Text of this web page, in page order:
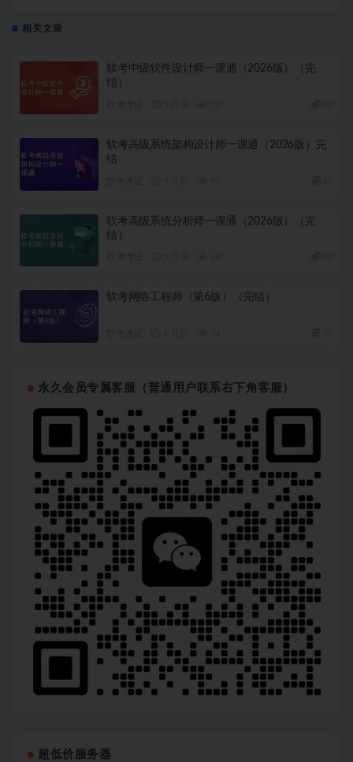
相关文章
软考中级软件设计师一课通（2026版）（完
结）
软考高级系统架构设计师一课通（2026版）完
结
软考高级系统分析师一课通（2026版）（完
结）
软考网络工程师（第6版）（完结）
永久会员专属客服（普通用户联系右下角客服）
超低价服务器